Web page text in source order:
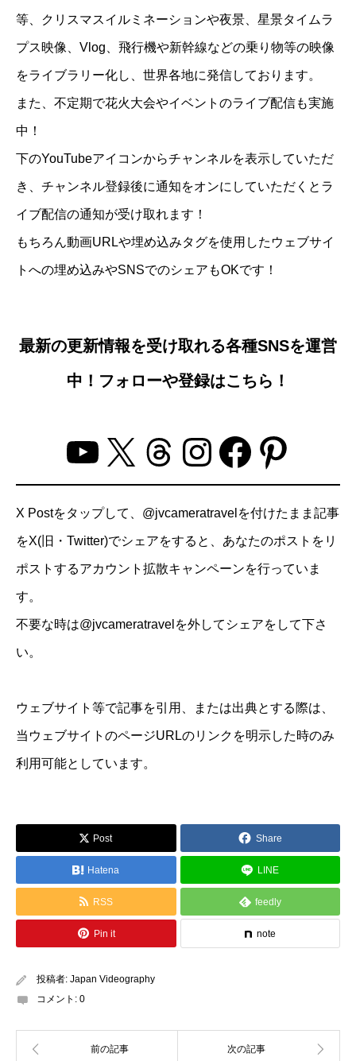
等、クリスマスイルミネーションや夜景、星景タイムラ
プス映像、Vlog、飛行機や新幹線などの乗り物等の映像
をライブラリー化し、世界各地に発信しております。
また、不定期で花火大会やイベントのライブ配信も実施
中！
下のYouTubeアイコンからチャンネルを表示していただ
き、チャンネル登録後に通知をオンにしていただくとラ
イブ配信の通知が受け取れます！
もちろん動画URLや埋め込みタグを使用したウェブサイ
トへの埋め込みやSNSでのシェアもOKです！
最新の更新情報を受け取れる各種SNSを運営
中！フォローや登録はこちら！
YouTube
X Threads
Instagram
X Postをタップして、@jvcameratravelを付けたまま記事
をX(旧・Twitter)でシェアをすると、あなたのポストをリ
ポストするアカウント拡散キャンペーンを行っていま
す。
不要な時は@jvcameratravelを外してシェアをして下さ
い。
ウェブサイト等で記事を引用、または出典とする際は、
当ウェブサイトのページURLのリンクを明示した時のみ
利用可能としています。
Post Share
Hatena LINE
RSS feedly
Pin it note
投稿者: Japan Videography
コメント: 0